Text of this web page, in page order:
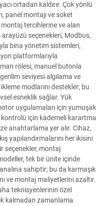
ortadan kaldırır. Çok yönlü
panel montajı ve soket
montaj tercihlerine ve alan
arayüzü seçenekleri, Modbus,
bina yönetim sistemleri,
platformlarıyla
rölesi, manuel butonla
seviyesi algılama ve
modlarını destekler; bu
esneklik sağlar. Yük
uygulamaları için yumuşak
kontrolü için kademeli karartma
anahtarlama yer alır. Cihaz,
yapılandırmalarını her ikisini
seçenekler, montaj
tek bir ünite içinde
sahiptir; bu da karmaşık
ve montaj maliyetlerini azaltır.
teknisyenlerinin özel
kalmadan zamanlama